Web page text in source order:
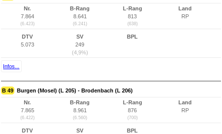
Nr.
7.864
(6.423)
B-Rang
8.641
(6.241)
L-Rang
813
(638)
Land
RP
DTV
5.073
SV
249
(4,9%)
BPL
Infos...
B 49 Burgen (Mosel) (L 205) - Brodenbach (L 206)
Nr.
7.865
(6.422)
B-Rang
8.961
(6.560)
L-Rang
876
(700)
Land
RP
DTV
SV
BPL